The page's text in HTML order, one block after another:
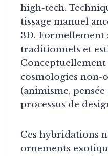
high-tech.
tissage manuel
3D.
traditionnels et
cosmologies non-
(animisme,
processus de
Ces hybridations
ornements